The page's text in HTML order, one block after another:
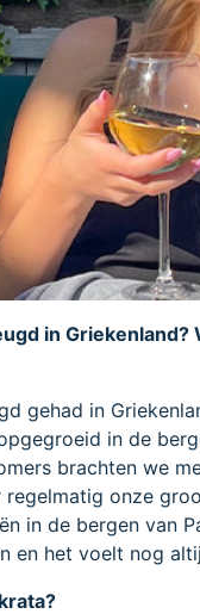
in
gehad in
in de
brachten we
onze
in de bergen van
en het voelt nog